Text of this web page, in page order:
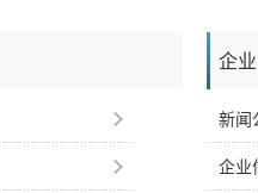
企业
新闻
企业